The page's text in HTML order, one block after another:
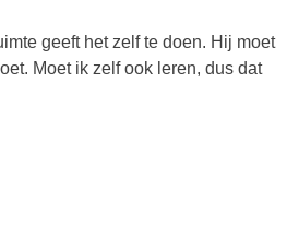
geeft het zelf te doen. Hij moet
Moet ik zelf ook leren, dus dat